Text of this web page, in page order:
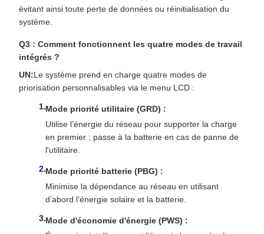
évitant ainsi toute perte de données ou réinitialisation du
système.
Q3 : Comment fonctionnent les quatre modes de travail
intégrés ?
UN:Le système prend en charge quatre modes de
priorisation personnalisables via le menu LCD :
Mode priorité utilitaire (GRD) :
Utilise l’énergie du réseau pour supporter la charge
en premier ; passe à la batterie en cas de panne de
l'utilitaire.
Mode priorité batterie (PBG) :
Minimise la dépendance au réseau en utilisant
d’abord l’énergie solaire et la batterie.
Mode d'économie d'énergie (PWS) :